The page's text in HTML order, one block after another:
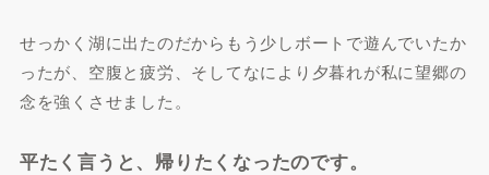
せっかく湖に出たのだからもう少しボートで遊んでいたか
ったが、空腹と疲労、そしてなにより夕暮れが私に望郷の
念を強くさせました。
平たく言うと、帰りたくなったのです。